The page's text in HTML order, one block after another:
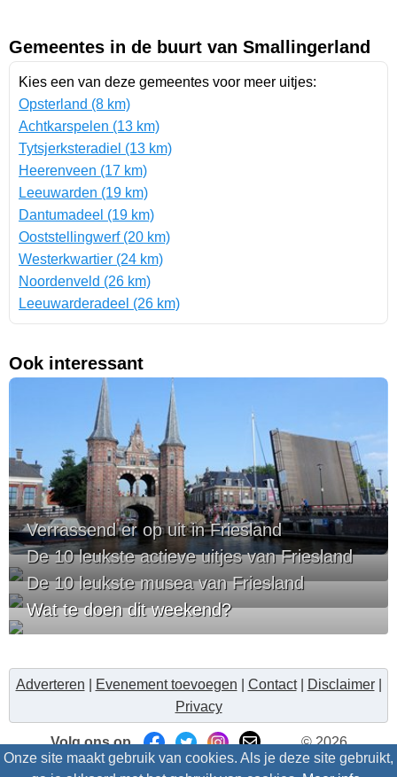
Onze site maakt gebruik van cookies. Als je deze site gebruikt,
Gemeentes in de buurt van Smallingerland
Kies een van deze gemeentes voor meer uitjes:
Opsterland (8 km)
Achtkarspelen (13 km)
Tytsjerksteradiel (13 km)
Heerenveen (17 km)
Leeuwarden (19 km)
Dantumadeel (19 km)
Ooststellingwerf (20 km)
Westerkwartier (24 km)
Noordenveld (26 km)
Leeuwarderadeel (26 km)
Ook interessant
Verrassend er op uit in Friesland
De 10 leukste actieve uitjes van Friesland
De 10 leukste musea van Friesland
Wat te doen dit weekend?
Adverteren Evenement toevoegen Contact| Disclaimer|
Privacy
Volg ons op
© 2026
Uitzinnig.nl/intris- Alle rechten voorbehouden